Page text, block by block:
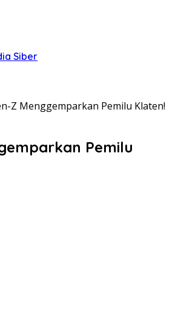
Siber
Z Menggemparkan Pemilu Klaten!
Pemilu